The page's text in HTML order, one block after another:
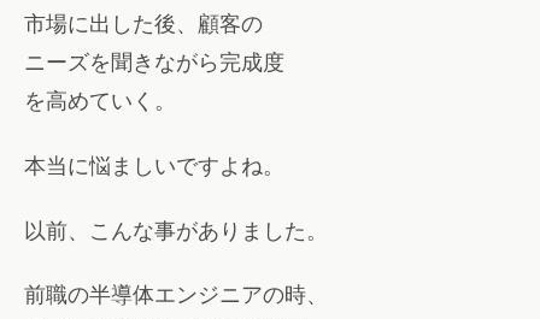
市場に出した後、顧客の
ニーズを聞きながら完成度
を高めていく。
本当に悩ましいですよね。
以前、こんな事がありました。
前職の半導体エンジニアの時、